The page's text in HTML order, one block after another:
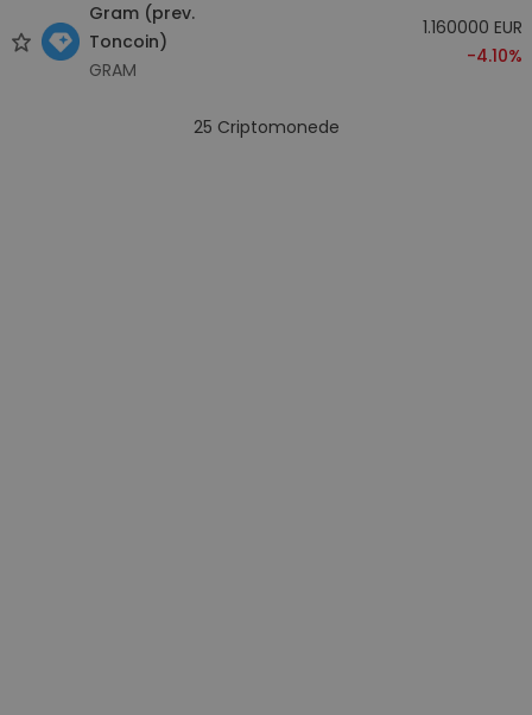
Gram (prev.
Toncoin)
GRAM
1.160000 EUR
-4.10%
25 Criptomonede